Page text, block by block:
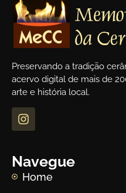
Preservando a tradição
acervo digital de mais de
arte e história local.
Navegue
Home